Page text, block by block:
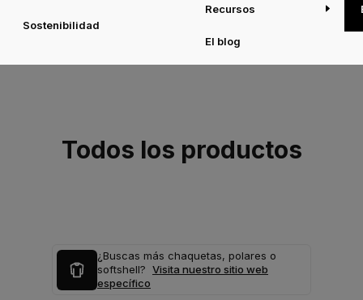
Sostenibilidad
Recursos
El blog
Todos los productos
¿Buscas más chaquetas, polares o
softshell? Visita nuestro sitio web
específico